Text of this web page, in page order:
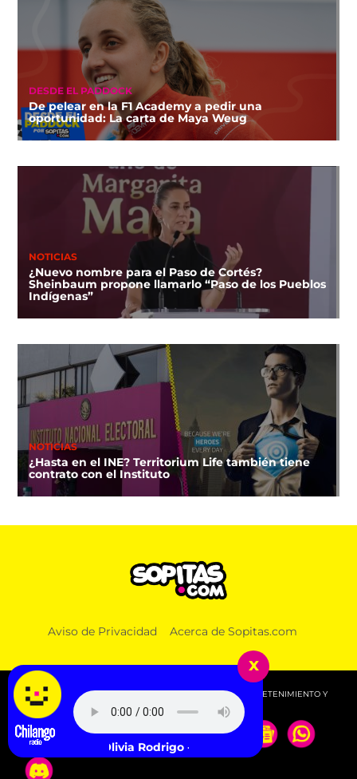
DESDE EL PADDOCK
De pelear en la F1 Academy a pedir una
oportunidad: La carta de Maya Weug
NOTICIAS
¿Nuevo nombre para el Paso de Cortés?
Sheinbaum propone llamarlo “Paso de los Pueblos
Indígenas”
NOTICIAS
¿Hasta en el INE? Territorium Life también tiene
contrato con el Instituto
Aviso de Privacidad Acerca de Sopitas.com
© 2026 SOPITAS.COM - MÚSICA, NOTICIAS, DEPORTES, ENTRETENIMIENTO Y
MÁS!.
x
Olivia Rodrigo - drop dead